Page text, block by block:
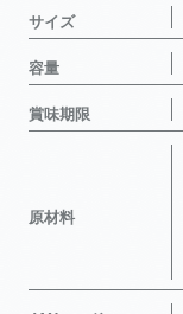
サイズ
容量
賞味期限
原材料